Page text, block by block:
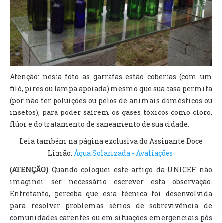
Atenção: nesta foto as garrafas estão cobertas (com um
filó, pires ou tampa apoiada) mesmo que sua casa permita
(por não ter poluições ou pelos de animais domésticos ou
insetos), para poder saírem os gases tóxicos como cloro,
flúor e do tratamento de saneamento de sua cidade.
Leia também na página exclusiva do Assinante Doce
Limão: Água Solarizada - Avaliações
(ATENÇÃO) Quando coloquei este artigo da UNICEF não
imaginei ser necessário escrever esta observação.
Entretanto, perceba que esta técnica foi desenvolvida
para resolver problemas sérios de sobrevivência de
comunidades carentes ou em situações emergenciais pós